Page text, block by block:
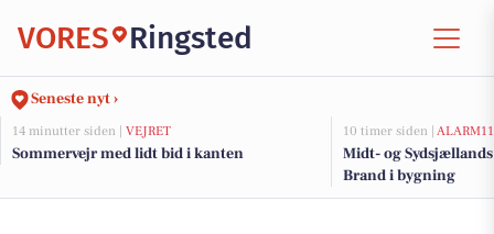
VORES Ringsted
Seneste nyt ›
14 minutter siden | VEJRET
Sommervejr med lidt bid i kanten
10 timer siden |
Midt- og
Brand i bygning